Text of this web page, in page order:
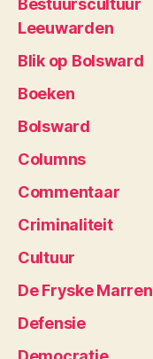
Bestuurscultuur
Leeuwarden
Blik op Bolsward
Boeken
Bolsward
Columns
Commentaar
Criminaliteit
Cultuur
De Fryske Marren
Defensie